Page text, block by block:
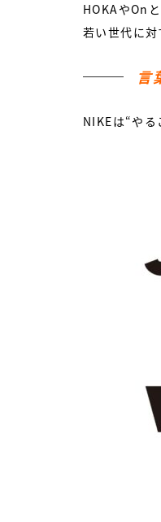
HOKAやOn
若い世代に対
言
NIKEは“やる